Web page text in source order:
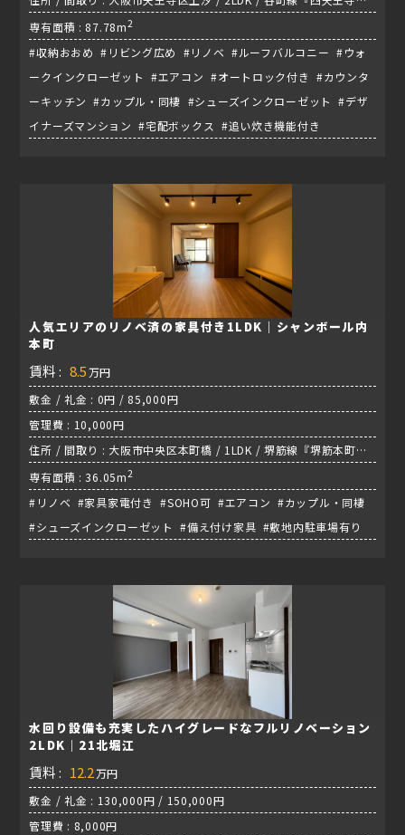
夕陽ケ丘駅』
専有面積 : 87.78m2
#収納おおめ #リビング広め #リノベ #ルーフバルコニー #ウォ
ークインクローゼット #エアコン #オートロック付き #カウンタ
ーキッチン #カップル・同棲 #シューズインクローゼット #デザ
イナーズマンション #宅配ボックス #追い炊き機能付き
人気エリアのリノベ済の家具付き1LDK｜シャンボール内
本町
賃料 : 8.5 万円
敷金 / 礼金 : 0円 / 85,000円
管理費 : 10,000円
住所 / 間取り : 大阪市中央区本町橋 / 1LDK / 堺筋線『堺筋本町
駅』
専有面積 : 36.05m2
#リノベ #家具家電付き #SOHO可 #エアコン #カップル・同棲
#シューズインクローゼット #備え付け家具 #敷地内駐車場有り
水回り設備も充実したハイグレードなフルリノベーション
2LDK｜21北堀江
賃料 : 12.2 万円
敷金 / 礼金 : 130,000円 / 150,000円
管理費 : 8,000円